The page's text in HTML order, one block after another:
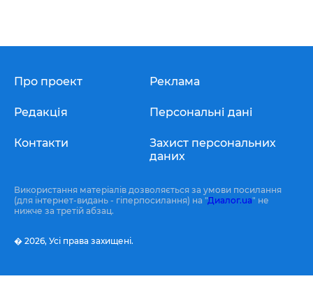
Про проект
Редакція
Контакти
Реклама
Персональні дані
Захист персональних
даних
Використання матеріалів дозволяється за умови посилання
(для інтернет-видань - гіперпосилання) на "Диалог.ua" не
нижче за третій абзац.
� 2026, Усі права захищені.